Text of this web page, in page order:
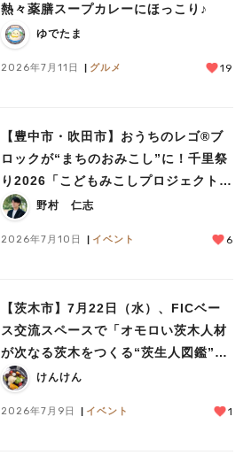
熱々薬膳スープカレーにほっこり♪
ゆでたま
2026年7月11日 グルメ 19
【豊中市・吹田市】おうちのレゴ®ブ
ロックが“まちのおみこし”に！千里祭
り2026「こどもみこしプロジェクト」
が始まります！！
野村 仁志
2026年7月10日 イベント 6
【茨木市】7月22日（水）、FICベー
ス交流スペースで「オモロい茨木人材
が次なる茨木をつくる“茨生人図鑑”」
が開催！けんけん
2026年7月9日 イベント 1